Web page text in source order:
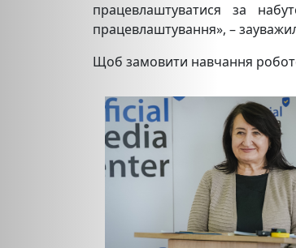
працевлаштуватися за
працевлаштування», –
Щоб замовити навчання